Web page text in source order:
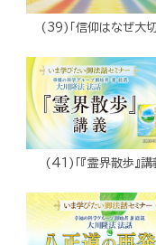
(39)「信仰はなぜ大切
(41)「『霊界散歩』講